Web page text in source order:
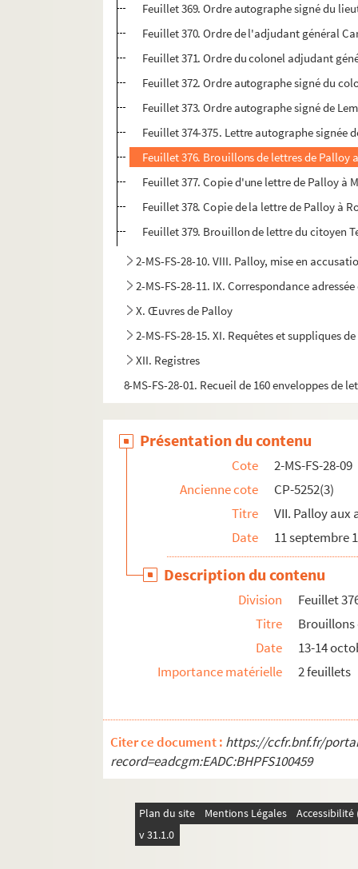
Feuillet 369. Ordre autographe signé du
Feuillet 370. Ordre de l'adjudant général
Feuillet 371. Ordre du colonel adjudant
Feuillet 372. Ordre autographe signé du
Feuillet 373. Ordre autographe signé de
Feuillet 374-375. Lettre autographe signée
Feuillet 376. Brouillons de lettres de Palloy
Feuillet 377. Copie d'une lettre de Palloy à
Feuillet 378. Copie de la lettre de Palloy à
Feuillet 379. Brouillon de lettre du citoyen
2-MS-FS-28-10. VIII. Palloy, mise en
2-MS-FS-28-11. IX. Correspondance
X. Œuvres de Palloy
2-MS-FS-28-15. XI. Requêtes et suppliques
XII. Registres
8-MS-FS-28-01. Recueil de 160 enveloppes de
Présentation du contenu
Cote
2-MS-FS-28-09
Ancienne cote
CP-5252(3)
Titre
VII. Palloy aux
Date
11 septembre
Description du contenu
Division
Feuillet
Titre
Brouillons
Date
13-14
Importance matérielle
2 feuillets
Citer ce document : https://ccfr.bnf.fr/
record=eadcgm:EADC:BHPFS100459
Plan du site Mentions Légales
v 31.1.0